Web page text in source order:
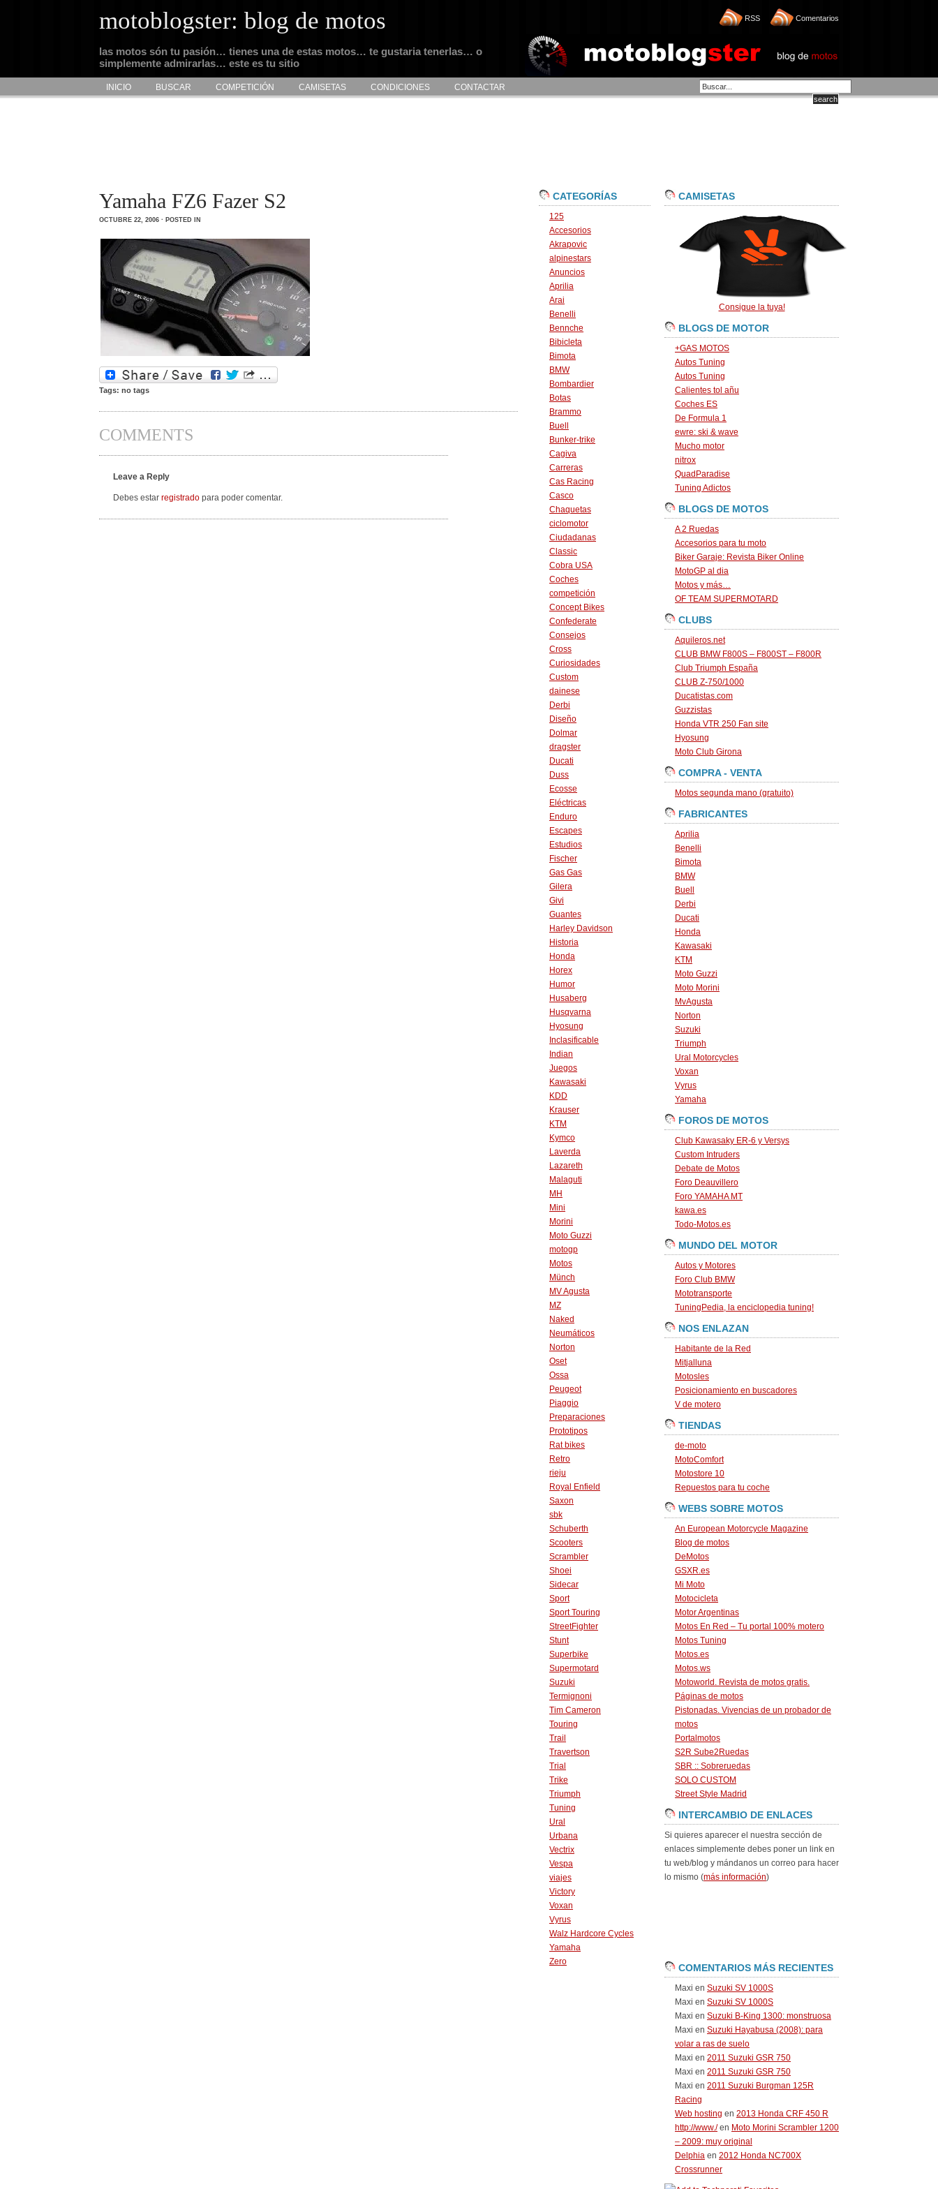
motoblogster: blog de motos
las motos són tu pasión… tienes una de estas motos… te gustaria tenerlas… o
simplemente admirarlas… este es tu sitio
RSS Comentarios
INICIO BUSCAR COMPETICIÓN CAMISETAS CONDICIONES CONTACTAR
Yamaha FZ6 Fazer S2
OCTUBRE 22, 2006 · POSTED IN
Tags: no tags
COMMENTS
Leave a Reply
Debes estar registrado para poder comentar.
CATEGORÍAS
125
Accesorios
Akrapovic
alpinestars
Anuncios
Aprilia
Arai
Benelli
Bennche
Bibicleta
Bimota
BMW
Bombardier
Botas
Brammo
Buell
Bunker-trike
Cagiva
Carreras
Cas Racing
Casco
Chaquetas
ciclomotor
Ciudadanas
Classic
Cobra USA
Coches
competición
Concept Bikes
Confederate
Consejos
Cross
Curiosidades
Custom
dainese
Derbi
Diseño
Dolmar
dragster
Ducati
Duss
Ecosse
Eléctricas
Enduro
Escapes
Estudios
Fischer
Gas Gas
Gilera
Givi
Guantes
Harley Davidson
Historia
Honda
Horex
Humor
Husaberg
Husqvarna
Hyosung
Inclasificable
Indian
Juegos
Kawasaki
KDD
Krauser
KTM
Kymco
Laverda
Lazareth
Malaguti
MH
Mini
Morini
Moto Guzzi
motogp
Motos
Münch
MV Agusta
MZ
Naked
Neumáticos
Norton
Oset
Ossa
Peugeot
Piaggio
Preparaciones
Prototipos
Rat bikes
Retro
rieju
Royal Enfield
Saxon
sbk
Schuberth
Scooters
Scrambler
Shoei
Sidecar
Sport
Sport Touring
StreetFighter
Stunt
Superbike
Supermotard
Suzuki
Termignoni
Tim Cameron
Touring
Trail
Travertson
Trial
Trike
Triumph
Tuning
Ural
Urbana
Vectrix
Vespa
viajes
Victory
Voxan
Vyrus
Walz Hardcore Cycles
Yamaha
Zero
CAMISETAS
Consigue la tuya!
BLOGS DE MOTOR
+GAS MOTOS
Autos Tuning
Autos Tuning
Calientes tol añu
Coches ES
De Formula 1
ewre: ski & wave
Mucho motor
nitrox
QuadParadise
Tuning Adictos
BLOGS DE MOTOS
A 2 Ruedas
Accesorios para tu moto
Biker Garaje: Revista Biker Online
MotoGP al dia
Motos y más…
OF TEAM SUPERMOTARD
CLUBS
Aquileros.net
CLUB BMW F800S – F800ST – F800R
Club Triumph España
CLUB Z-750/1000
Ducatistas.com
Guzzistas
Honda VTR 250 Fan site
Hyosung
Moto Club Girona
COMPRA - VENTA
Motos segunda mano (gratuito)
FABRICANTES
Aprilia
Benelli
Bimota
BMW
Buell
Derbi
Ducati
Honda
Kawasaki
KTM
Moto Guzzi
Moto Morini
MvAgusta
Norton
Suzuki
Triumph
Ural Motorcycles
Voxan
Vyrus
Yamaha
FOROS DE MOTOS
Club Kawasaky ER-6 y Versys
Custom Intruders
Debate de Motos
Foro Deauvillero
Foro YAMAHA MT
kawa.es
Todo-Motos.es
MUNDO DEL MOTOR
Autos y Motores
Foro Club BMW
Mototransporte
TuningPedia, la enciclopedia tuning!
NOS ENLAZAN
Habitante de la Red
Mitjalluna
Motosles
Posicionamiento en buscadores
V de motero
TIENDAS
de-moto
MotoComfort
Motostore 10
Repuestos para tu coche
WEBS SOBRE MOTOS
An European Motorcycle Magazine
Blog de motos
DeMotos
GSXR.es
Mi Moto
Motocicleta
Motor Argentinas
Motos En Red – Tu portal 100% motero
Motos Tuning
Motos.es
Motos.ws
Motoworld. Revista de motos gratis.
Páginas de motos
Pistonadas. Vivencias de un probador de
motos
Portalmotos
S2R Sube2Ruedas
SBR :: Sobreruedas
SOLO CUSTOM
Street Style Madrid
INTERCAMBIO DE ENLACES
Si quieres aparecer el nuestra sección de
enlaces simplemente debes poner un link en
tu web/blog y mándanos un correo para hacer
lo mismo (más información)
COMENTARIOS MÁS RECIENTES
Maxi en Suzuki SV 1000S
Maxi en Suzuki SV 1000S
Maxi en Suzuki B-King 1300: monstruosa
Maxi en Suzuki Hayabusa (2008): para
volar a ras de suelo
Maxi en 2011 Suzuki GSR 750
Maxi en 2011 Suzuki GSR 750
Maxi en 2011 Suzuki Burgman 125R
Racing
Web hosting en 2013 Honda CRF 450 R
http://www./en Moto Morini Scrambler 1200
– 2009: muy original
Delphia en 2012 Honda NC700X
Crossrunner